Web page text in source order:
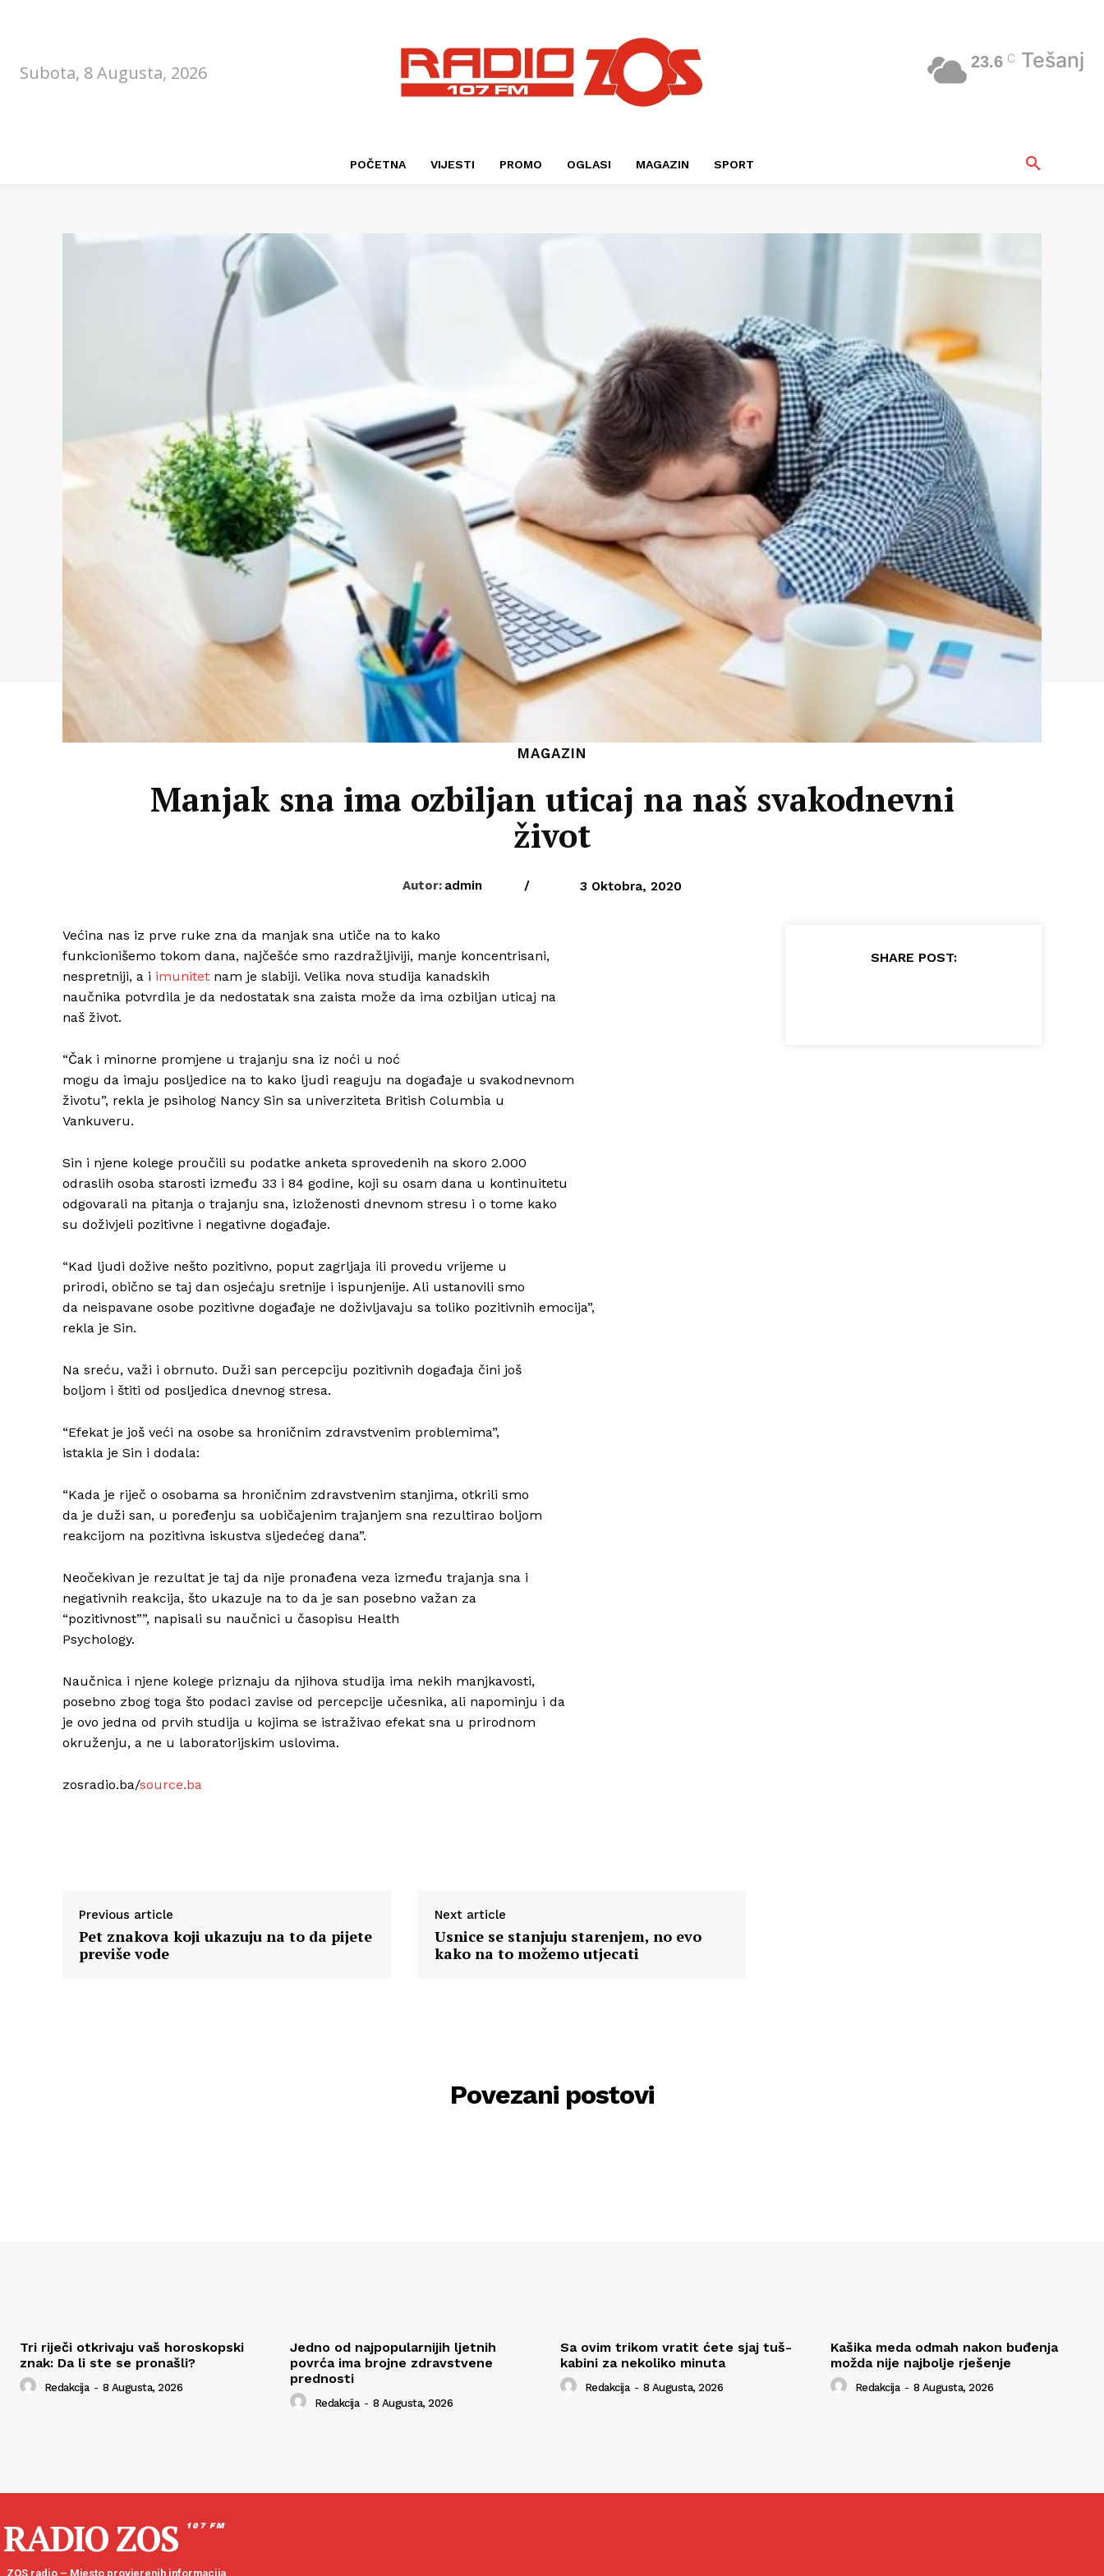
Subota, 8 Augusta, 2026
23.6 C Tešanj
POČETNA VIJESTI PROMO OGLASI MAGAZIN SPORT
MAGAZIN
Manjak sna ima ozbiljan uticaj na naš svakodnevni
život
Autor: admin / 3 Oktobra, 2020
Većina nas iz prve ruke zna da manjak sna utiče na to kako
funkcionišemo tokom dana, najčešće smo razdražljiviji, manje koncentrisani,
nespretniji, a i imunitet nam je slabiji. Velika nova studija kanadskih
naučnika potvrdila je da nedostatak sna zaista može da ima ozbiljan uticaj na
naš život.
“Čak i minorne promjene u trajanju sna iz noći u noć
mogu da imaju posljedice na to kako ljudi reaguju na događaje u svakodnevnom
životu”, rekla je psiholog Nancy Sin sa univerziteta British Columbia u
Vankuveru.
Sin i njene kolege proučili su podatke anketa sprovedenih na skoro 2.000
odraslih osoba starosti između 33 i 84 godine, koji su osam dana u kontinuitetu
odgovarali na pitanja o trajanju sna, izloženosti dnevnom stresu i o tome kako
su doživjeli pozitivne i negativne događaje.
“Kad ljudi dožive nešto pozitivno, poput zagrljaja ili provedu vrijeme u
prirodi, obično se taj dan osjećaju sretnije i ispunjenije. Ali ustanovili smo
da neispavane osobe pozitivne događaje ne doživljavaju sa toliko pozitivnih emocija”,
rekla je Sin.
Na sreću, važi i obrnuto. Duži san percepciju pozitivnih događaja čini još
boljom i štiti od posljedica dnevnog stresa.
“Efekat je još veći na osobe sa hroničnim zdravstvenim problemima”,
istakla je Sin i dodala:
“Kada je riječ o osobama sa hroničnim zdravstvenim stanjima, otkrili smo
da je duži san, u poređenju sa uobičajenim trajanjem sna rezultirao boljom
reakcijom na pozitivna iskustva sljedećeg dana”.
Neočekivan je rezultat je taj da nije pronađena veza između trajanja sna i
negativnih reakcija, što ukazuje na to da je san posebno važan za
“pozitivnost””, napisali su naučnici u časopisu Health
Psychology.
Naučnica i njene kolege priznaju da njihova studija ima nekih manjkavosti,
posebno zbog toga što podaci zavise od percepcije učesnika, ali napominju i da
je ovo jedna od prvih studija u kojima se istraživao efekat sna u prirodnom
okruženju, a ne u laboratorijskim uslovima.
zosradio.ba/source.ba
Previous article
Pet znakova koji ukazuju na to da pijete
previše vode
Next article
Usnice se stanjuju starenjem, no evo
kako na to možemo utjecati
SHARE POST:
Povezani postovi
Tri riječi otkrivaju vaš horoskopski
znak: Da li ste se pronašli?
Redakcija - 8 Augusta, 2026
Jedno od najpopularnijih ljetnih
povrća ima brojne zdravstvene
prednosti
Redakcija - 8 Augusta, 2026
Sa ovim trikom vratit ćete sjaj tuš-
kabini za nekoliko minuta
Redakcija - 8 Augusta, 2026
Kašika meda odmah nakon buđenja
možda nije najbolje rješenje
Redakcija - 8 Augusta, 2026
RADIO ZOS 107 FM
ZOS radio – Mjesto provjerenih informacija